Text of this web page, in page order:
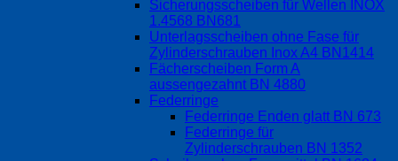
Sicherungsscheiben für Wellen INOX
1.4568 BN681
Unterlagsscheiben ohne Fase für
Zylinderschrauben Inox A4 BN1414
Fächerscheiben Form A
aussengezahnt BN 4880
Federringe
Federringe Enden glatt BN 673
Federringe für
Zylinderschrauben BN 1352